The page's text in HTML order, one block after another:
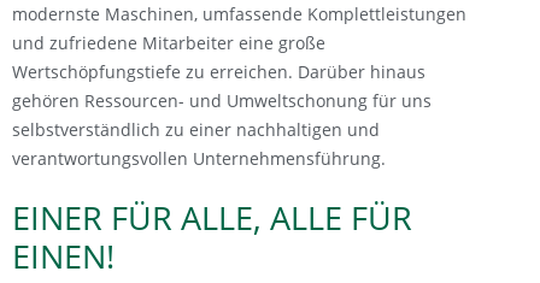
modernste Maschinen, umfassende Komplettleistungen
und zufriedene Mitarbeiter eine große
Wertschöpfungstiefe zu erreichen. Darüber hinaus
gehören Ressourcen- und Umweltschonung für uns
selbstverständlich zu einer nachhaltigen und
verantwortungsvollen Unternehmensführung.
EINER FÜR ALLE, ALLE FÜR
EINEN!